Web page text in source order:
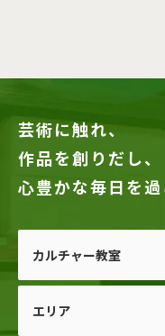
芸術に触れ、
作品を創りだし、
心豊かな毎日を